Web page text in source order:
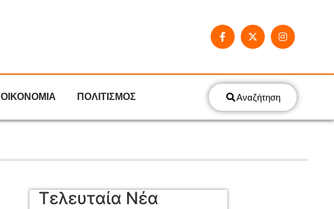
ΟΙΚΟΝΟΜΙΑ ΠΟΛΙΤΙΣΜΟΣ Αναζήτηση
Τελευταία Νέα